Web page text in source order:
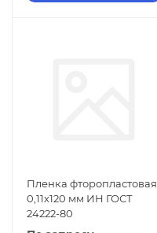
Пленка фторопластовая
0,11х120 мм ИН ГОСТ
24222-80